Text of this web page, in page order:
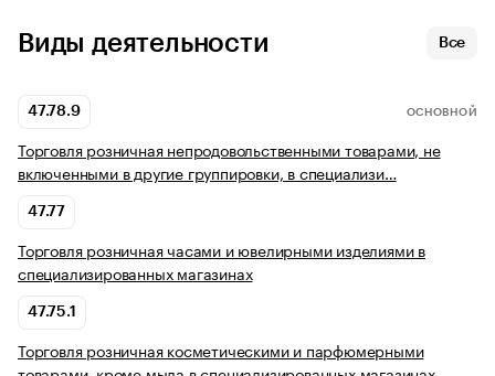
Виды деятельности Все
47.78.9 ОСНОВНОЙ
Торговля розничная непродовольственными товарами, не
включенными в другие группировки, в специализи…
47.77
Торговля розничная часами и ювелирными изделиями в
специализированных магазинах
47.75.1
Торговля розничная косметическими и парфюмерными